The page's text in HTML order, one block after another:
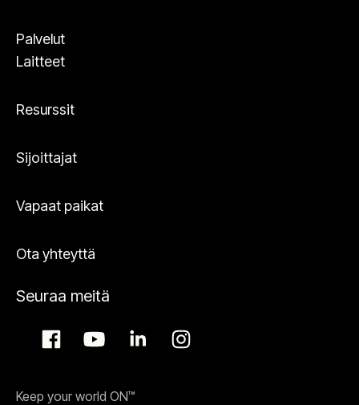
Palvelut
Laitteet
Resurssit
Sijoittajat
Vapaat paikat
Ota yhteyttä
Seuraa meitä
Keep your world ON™